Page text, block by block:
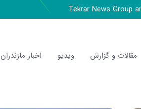
Tekrar News Group
مقالات و گزارش ویدیو اخبار مازندران